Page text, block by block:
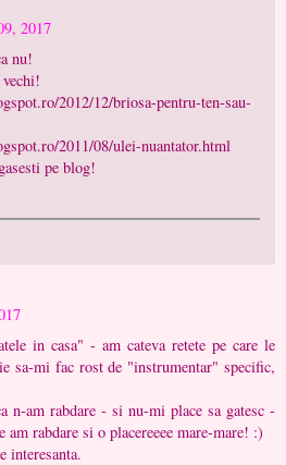
2017
nu!
2012/12/briosa-pentru-ten-sau-
2011/08/ulei-nuantator.html
pe blog!
in casa" - am cateva retete pe care le
sa-mi fac rost de "instrumentar" specific,
n-am rabdare - si nu-mi place sa gatesc -
am rabdare si o placereeee mare-mare! :)
interesanta.